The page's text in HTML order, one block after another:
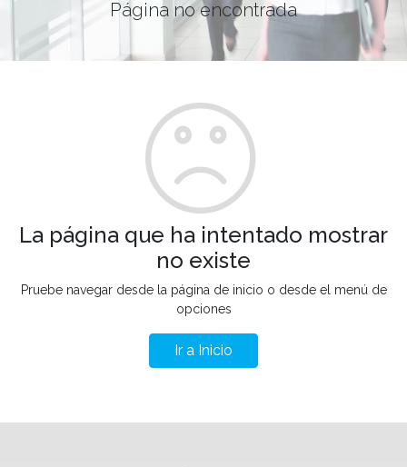
Página no encontrada
La página que ha intentado mostrar
no existe
Pruebe navegar desde la página de inicio o desde el menú de
opciones
Ir a Inicio